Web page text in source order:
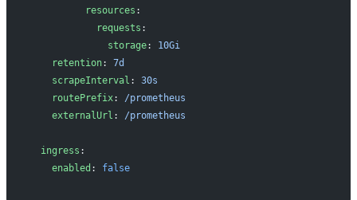
          resources
:
            requests
:
              storage
: 10Gi
    retention
: 7d
    scrapeInterval
: 30s
    routePrefix
: /prometheus
    externalUrl
: /prometheus
  ingress
:
    enabled
: false